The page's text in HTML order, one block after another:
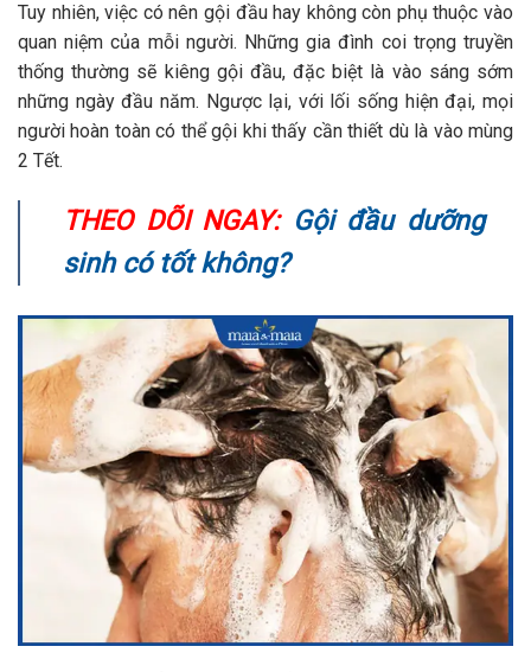
Tuy nhiên, việc có nên gội đầu hay không còn phụ thuộc vào
quan niệm của mỗi người. Những gia đình coi trọng truyền
thống thường sẽ kiêng gội đầu, đặc biệt là vào sáng sớm
những ngày đầu năm. Ngược lại, với lối sống hiện đại, mọi
người hoàn toàn có thể gội khi thấy cần thiết dù là vào mùng
2 Tết.
THEO DÕI NGAY: Gội đầu dưỡng
sinh có tốt không?